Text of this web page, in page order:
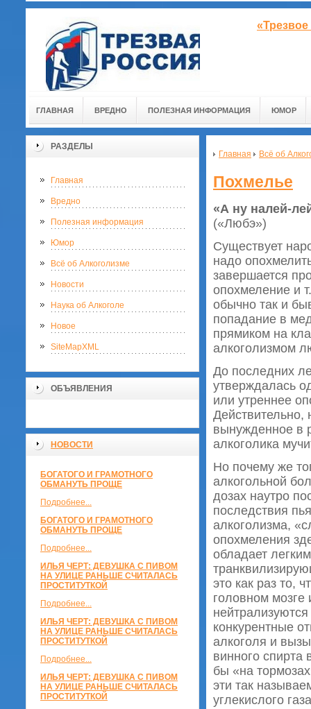
ГЛАВНАЯ ВРЕДНО ПОЛЕЗНАЯ ИНФОРМАЦИЯ ЮМОР
РАЗДЕЛЫ
Главная
Вредно
Полезная информация
Юмор
Всё об Алкоголизме
Новости
Наука об Алкоголе
Новое
SiteMapXML
ОБЪЯВЛЕНИЯ
НОВОСТИ
БОГАТОГО И ГРАМОТНОГО
ОБМАНУТЬ ПРОЩЕ
Подробнее...
БОГАТОГО И ГРАМОТНОГО
ОБМАНУТЬ ПРОЩЕ
Подробнее...
ИЛЬЯ ЧЕРТ: ДЕВУШКА С ПИВОМ
НА УЛИЦЕ РАНЬШЕ СЧИТАЛАСЬ
ПРОСТИТУТКОЙ
Подробнее...
ИЛЬЯ ЧЕРТ: ДЕВУШКА С ПИВОМ
НА УЛИЦЕ РАНЬШЕ СЧИТАЛАСЬ
ПРОСТИТУТКОЙ
Подробнее...
ИЛЬЯ ЧЕРТ: ДЕВУШКА С ПИВОМ
НА УЛИЦЕ РАНЬШЕ СЧИТАЛАСЬ
ПРОСТИТУТКОЙ
Главная Всё об
Похмелье
«А ну налей-
(«Любэ»)
Существует
надо
завершается
опохмеление и
обычно так и
попадание в
прямиком на
алкоголизмом
До последних
утверждалась
или утреннее
Действительно,
вынужденное в
алкоголика
Но почему же
алкогольной
дозах наутро
последствия
алкоголизма,
опохмеления
обладает
это как раз то,
головном
конкурентные
алкоголя и
винного спирта
бы «на
эти так
углекислого